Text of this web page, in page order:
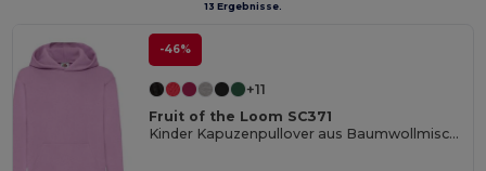
13 Ergebnisse.
-46%
+11
Fruit of the Loom SC371
Kinder Kapuzenpullover aus Baumwollmischung